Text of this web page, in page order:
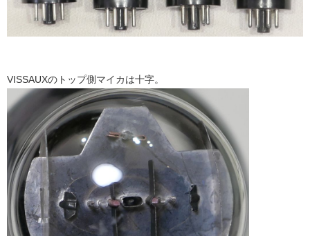
VISSAUXのトップ側マイカは十字。